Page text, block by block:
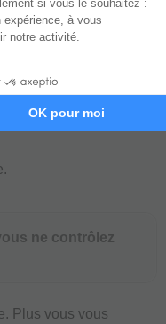
intérieur
ne contrôlez
Plus vous vous